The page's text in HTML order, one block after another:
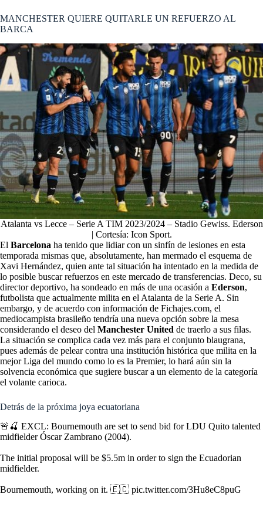
MANCHESTER QUIERE QUITARLE UN REFUERZO AL
BARCA
Atalanta vs Lecce – Serie A TIM 2023/2024 – Stadio Gewiss. Ederson
| Cortesía: Icon Sport.
El Barcelona ha tenido que lidiar con un sinfín de lesiones en esta
temporada mismas que, absolutamente, han mermado el esquema de
Xavi Hernández, quien ante tal situación ha intentado en la medida de
lo posible buscar refuerzos en este mercado de transferencias. Deco, su
director deportivo, ha sondeado en más de una ocasión a Ederson,
futbolista que actualmente milita en el Atalanta de la Serie A. Sin
embargo, y de acuerdo con información de Fichajes.com, el
mediocampista brasileño tendría una nueva opción sobre la mesa
considerando el deseo del Manchester United de traerlo a sus filas.
La situación se complica cada vez más para el conjunto blaugrana,
pues además de pelear contra una institución histórica que milita en la
mejor Liga del mundo como lo es la Premier, lo hará aún sin la
solvencia económica que sugiere buscar a un elemento de la categoría
el volante carioca.
Detrás de la próxima joya ecuatoriana
🚨🍒 EXCL: Bournemouth are set to send bid for LDU Quito talented
midfielder Óscar Zambrano (2004).
The initial proposal will be $5.5m in order to sign the Ecuadorian
midfielder.
Bournemouth, working on it. 🇪🇨 pic.twitter.com/3Hu8eC8puG